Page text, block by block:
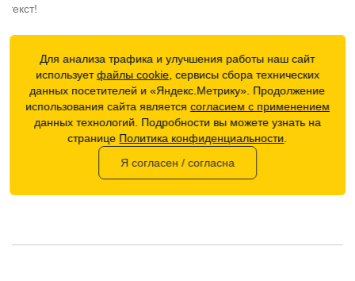
текст!
Для анализа трафика и улучшения работы наш сайт
используетфайлы cookie , сервисы сбора технических
данных посетителей и «Яндекс.Метрику». Продолжение
использования сайта является согласием с применением
данных технологий. Подробности вы можете узнать на
странице Политика конфиденциальности
Я согласен / согласна